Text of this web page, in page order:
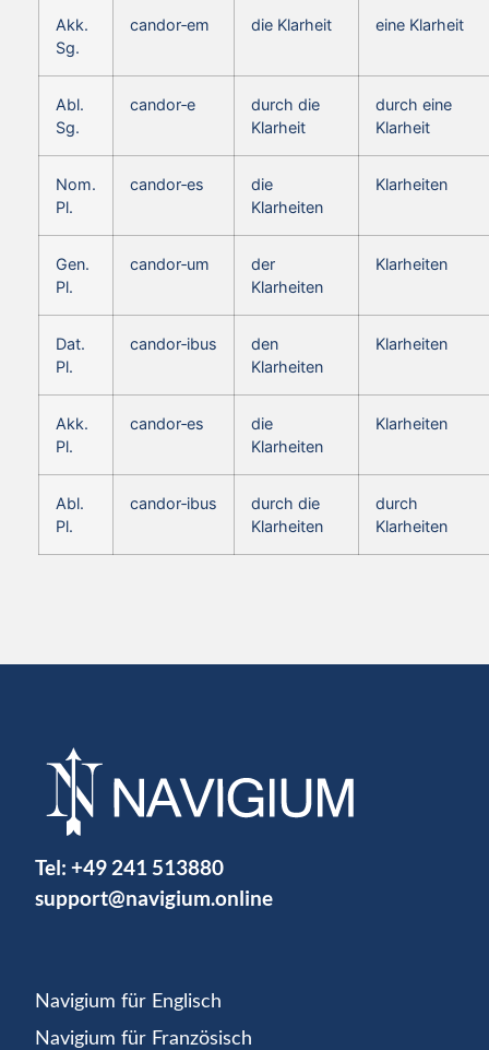
Akk.
Sg.
candor‑em die Klarheit eine Klarheit
Abl.
Sg.
candor‑e
durch die
Klarheit
durch eine
Klarheit
Nom.
Pl.
candor‑es
die
Klarheiten
Klarheiten
Gen.
Pl.
candor‑um
der
Klarheiten
Klarheiten
Dat.
Pl.
candor‑ibus
den
Klarheiten
Klarheiten
Akk.
Pl.
candor‑es
die
Klarheiten
Klarheiten
Abl.
Pl.
candor‑ibus
durch die
Klarheiten
durch
Klarheiten
Tel: +49 241 513880
support@navigium.online
Navigium für Englisch
Navigium für Französisch